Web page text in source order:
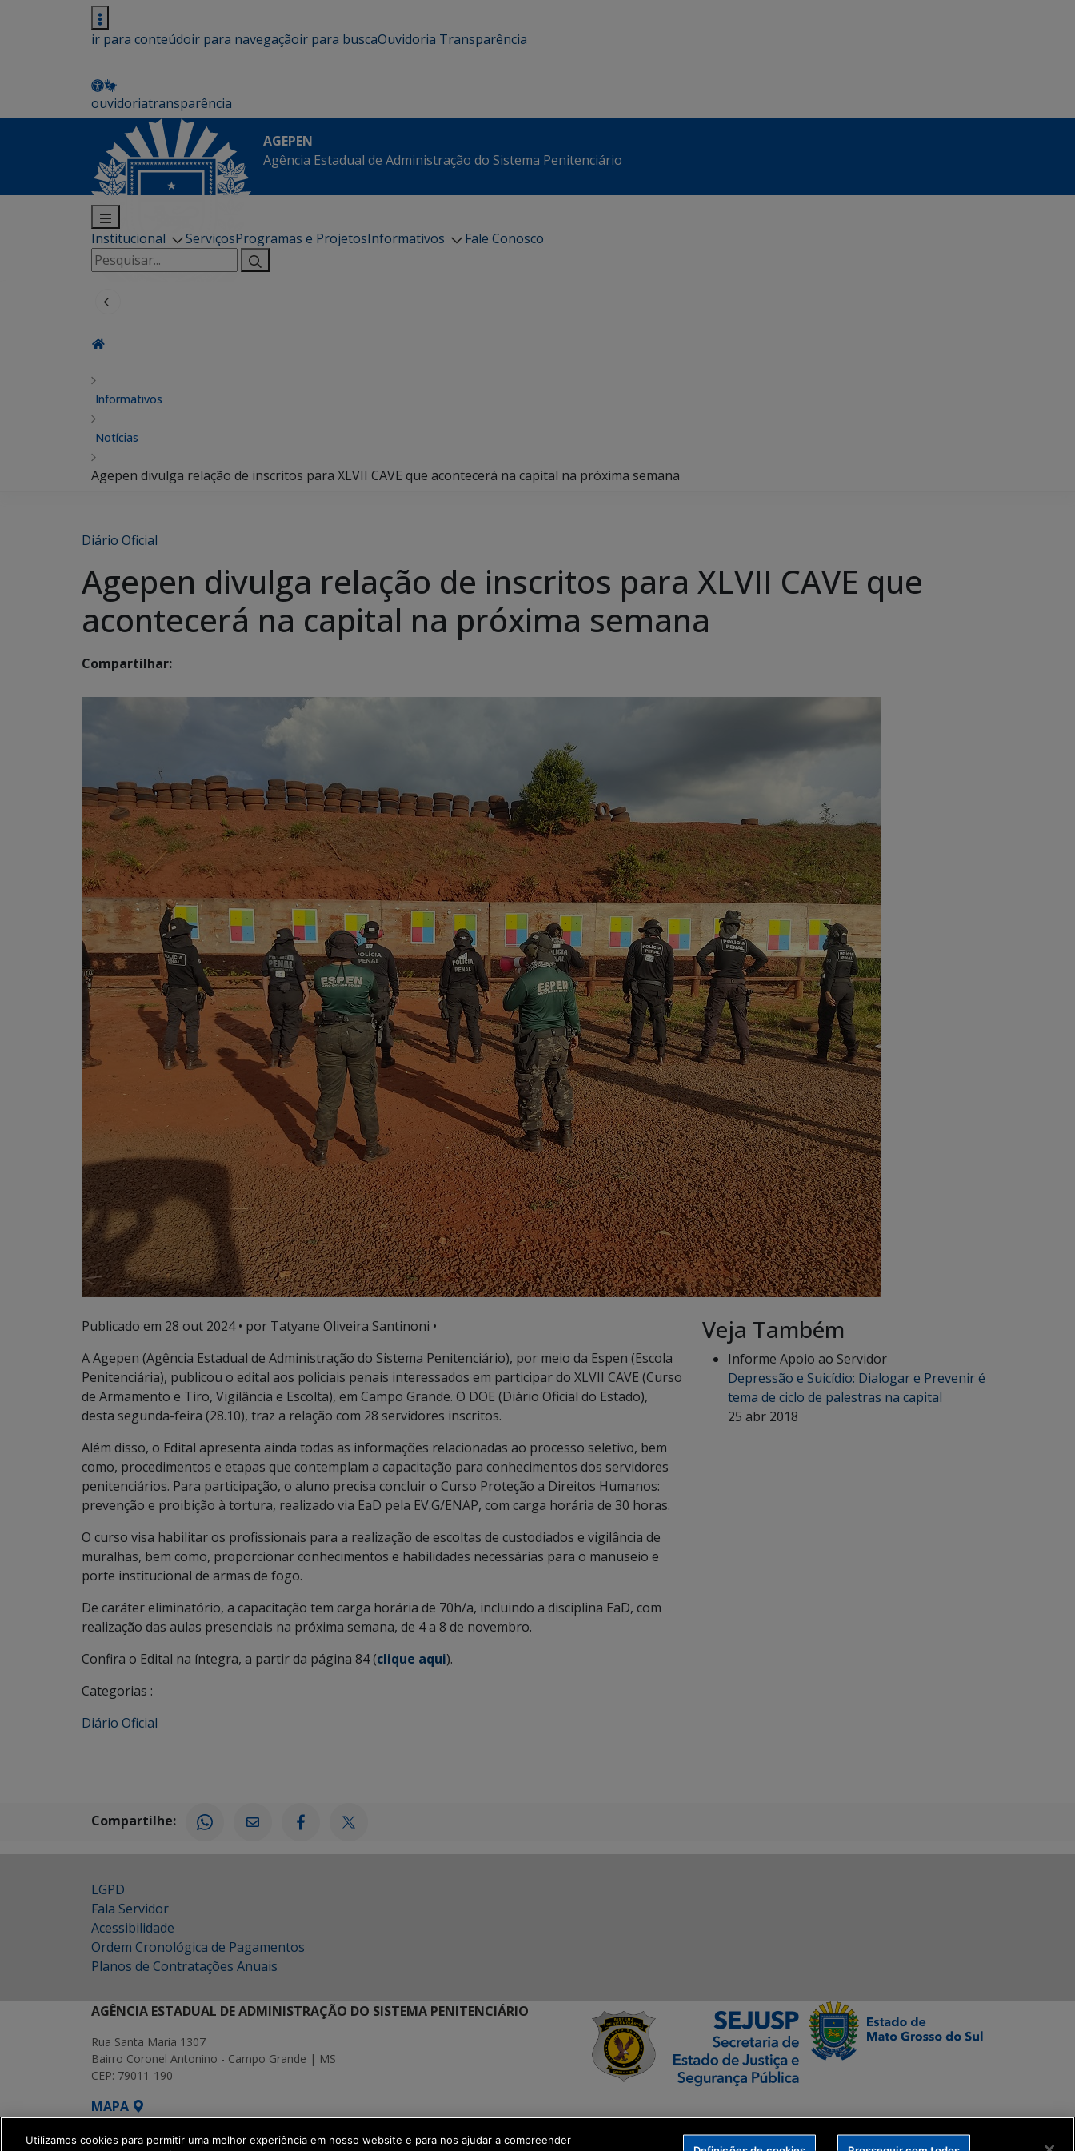
ir para conteúdoir para navegaçãoir para buscaOuvidoria Transparência
ouvidoriatransparência
AGEPEN
Agência Estadual de Administração do Sistema Penitenciário
Institucional ServiçosProgramas e ProjetosInformativos
Fale Conosco
Pesquisar
por:
Informativos
Notícias
Agepen divulga relação de inscritos para XLVII CAVE que acontecerá na capital na próxima semana
Diário Oficial
Agepen divulga relação de inscritos para XLVII CAVE que
acontecerá na capital na próxima semana
Compartilhar:
Publicado em 28 out 2024• por Tatyane Oliveira Santinoni •
A Agepen (Agência Estadual de Administração do Sistema Penitenciário), por meio da Espen (Escola
Penitenciária), publicou o edital aos policiais penais interessados em participar do XLVII CAVE (Curso
de Armamento e Tiro, Vigilância e Escolta), em Campo Grande. O DOE (Diário Oficial do Estado),
desta segunda-feira (28.10), traz a relação com 28 servidores inscritos.
Além disso, o Edital apresenta ainda todas as informações relacionadas ao processo seletivo, bem
como, procedimentos e etapas que contemplam a capacitação para conhecimentos dos servidores
penitenciários. Para participação, o aluno precisa concluir o Curso Proteção a Direitos Humanos:
prevenção e proibição à tortura, realizado via EaD pela EV.G/ENAP, com carga horária de 30 horas.
O curso visa habilitar os profissionais para a realização de escoltas de custodiados e vigilância de
muralhas, bem como, proporcionar conhecimentos e habilidades necessárias para o manuseio e
porte institucional de armas de fogo.
De caráter eliminatório, a capacitação tem carga horária de 70h/a, incluindo a disciplina EaD, com
realização das aulas presenciais na próxima semana, de 4 a 8 de novembro.
Confira o Edital na íntegra, a partir da página 84 (clique aqui).
Categorias :
Diário Oficial
Veja Também
Informe Apoio ao Servidor
Depressão e Suicídio: Dialogar e Prevenir é
tema de ciclo de palestras na capital
25 abr 2018
Compartilhe:
LGPD
Fala Servidor
Acessibilidade
Ordem Cronológica de Pagamentos
Planos de Contratações Anuais
AGÊNCIA ESTADUAL DE ADMINISTRAÇÃO DO SISTEMA PENITENCIÁRIO
Rua Santa Maria 1307
Bairro Coronel Antonino - Campo Grande | MS
CEP: 79011-190
MAPA
SETDIG | Secretaria-Executiva de Transformação Digital
Utilizamos cookies para permitir uma melhor experiência em nosso website e para nos ajudar a compreender